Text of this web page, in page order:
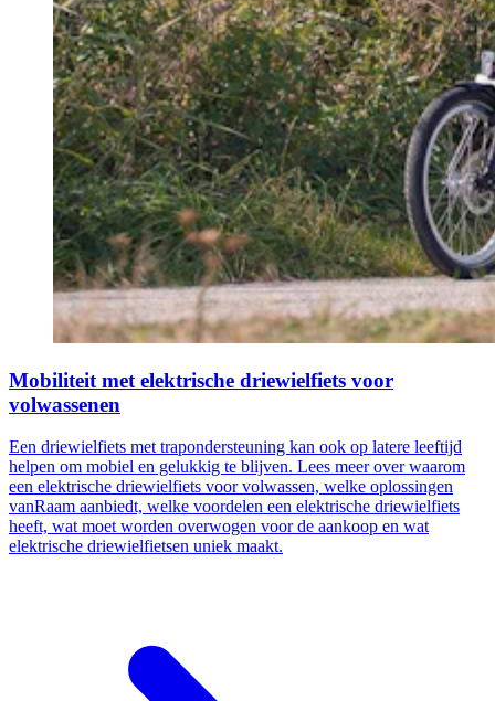
Mobiliteit met elektrische driewielfiets voor
volwassenen
Een driewielfiets met trapondersteuning kan ook op latere leeftijd
helpen om mobiel en gelukkig te blijven. Lees meer over waarom
een elektrische driewielfiets voor volwassen, welke oplossingen
vanRaam aanbiedt, welke voordelen een elektrische driewielfiets
heeft, wat moet worden overwogen voor de aankoop en wat
elektrische driewielfietsen uniek maakt.